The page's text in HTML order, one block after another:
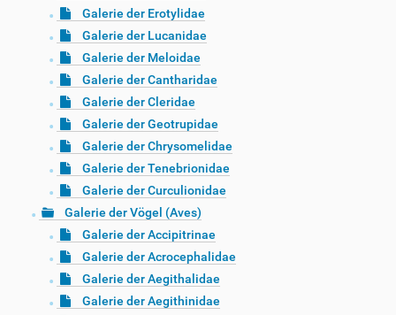
Galerie der Erotylidae
Galerie der Lucanidae
Galerie der Meloidae
Galerie der Cantharidae
Galerie der Cleridae
Galerie der Geotrupidae
Galerie der Chrysomelidae
Galerie der Tenebrionidae
Galerie der Curculionidae
Galerie der Vögel (Aves)
Galerie der Accipitrinae
Galerie der Acrocephalidae
Galerie der Aegithalidae
Galerie der Aegithinidae